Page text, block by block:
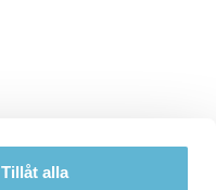
Tillåt alla